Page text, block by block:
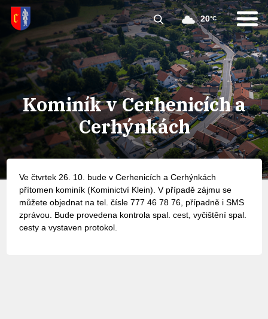
20°C
Kominík v Cerhenicích a
Cerhýnkách
Ve čtvrtek 26. 10. bude v Cerhenicích a Cerhýnkách
přítomen kominík (Kominictví Klein). V případě zájmu se
můžete objednat na tel. čísle 777 46 78 76, případně i SMS
zprávou. Bude provedena kontrola spal. cest, vyčištění spal.
cesty a vystaven protokol.